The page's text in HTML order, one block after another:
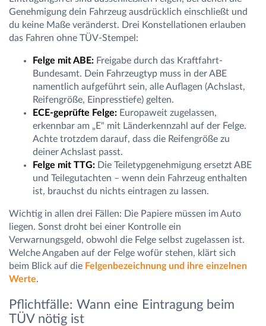
Genehmigung dein Fahrzeug ausdrücklich einschließt und
du keine Maße veränderst. Drei Konstellationen erlauben
das Fahren ohne TÜV-Stempel:
Felge mit ABE: Freigabe durch das Kraftfahrt-
Bundesamt. Dein Fahrzeugtyp muss in der ABE
namentlich aufgeführt sein, alle Auflagen (Achslast,
Reifengröße, Einpresstiefe) gelten.
ECE-geprüfte Felge: Europaweit zugelassen,
erkennbar am „E" mit Länderkennzahl auf der Felge.
Achte trotzdem darauf, dass die Reifengröße zu
deiner Achslast passt.
Felge mit TTG: Die Teiletypgenehmigung ersetzt ABE
und Teilegutachten – wenn dein Fahrzeug enthalten
ist, brauchst du nichts eintragen zu lassen.
Wichtig in allen drei Fällen: Die Papiere müssen im Auto
liegen. Sonst droht bei einer Kontrolle ein
Verwarnungsgeld, obwohl die Felge selbst zugelassen ist.
Welche Angaben auf der Felge wofür stehen, klärt sich
beim Blick auf die Felgenbezeichnung und ihre einzelnen
Werte.
Pflichtfälle: Wann eine Eintragung beim
TÜV nötig ist